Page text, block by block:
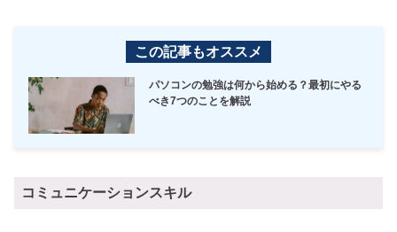
この記事もオススメ
パソコンの勉強は何から始める？最初にやる
べき7つのことを解説
コミュニケーションスキル